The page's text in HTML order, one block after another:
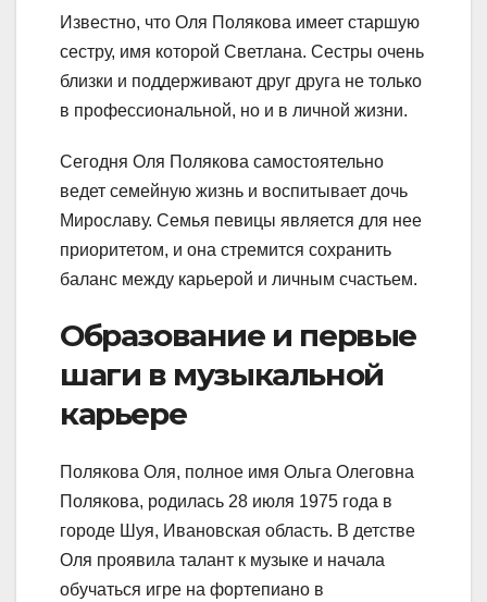
Известно, что Оля Полякова имеет старшую
сестру, имя которой Светлана. Сестры очень
близки и поддерживают друг друга не только
в профессиональной, но и в личной жизни.
Сегодня Оля Полякова самостоятельно
ведет семейную жизнь и воспитывает дочь
Мирославу. Семья певицы является для нее
приоритетом, и она стремится сохранить
баланс между карьерой и личным счастьем.
Образование и первые
шаги в музыкальной
карьере
Полякова Оля, полное имя Ольга Олеговна
Полякова, родилась 28 июля 1975 года в
городе Шуя, Ивановская область. В детстве
Оля проявила талант к музыке и начала
обучаться игре на фортепиано в